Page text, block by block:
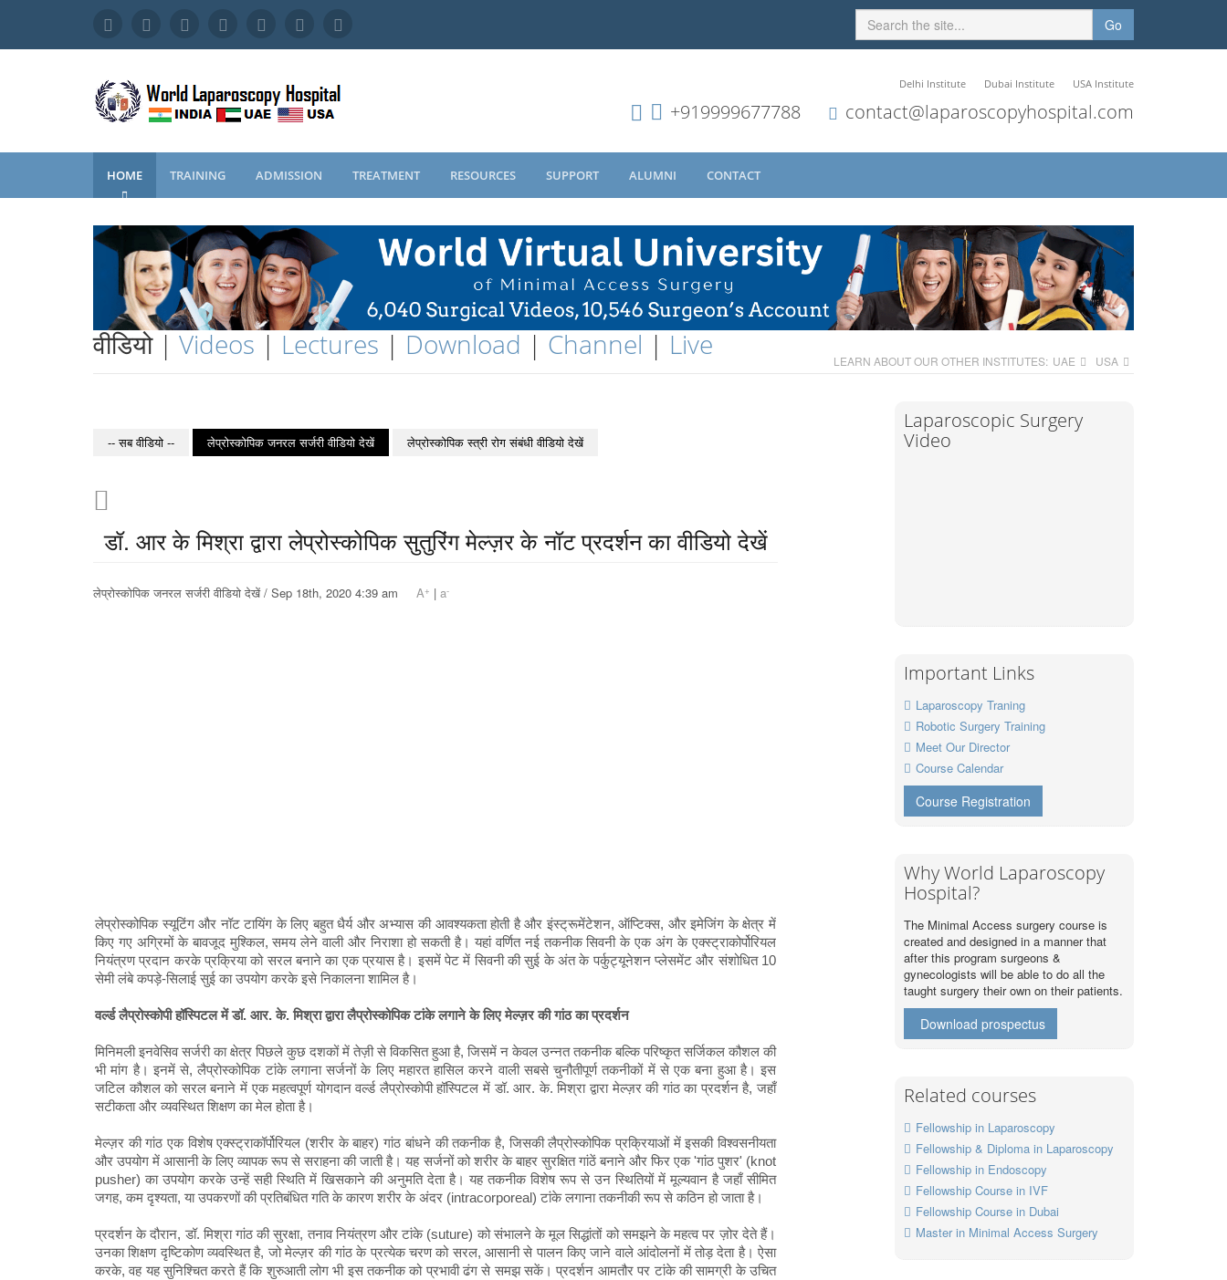
Go
Delhi Institute Dubai Institute USA Institute
+919999677788 contact@laparoscopyhospital.com
HOME TRAINING ADMISSION TREATMENT RESOURCES SUPPORT ALUMNI CONTACT
वीडियो | Videos | Lectures | Download | Channel | Live LEARN ABOUT OUR OTHER INSTITUTES: UAE USA
-- सब वीडियो -- लेप्रोस्कोपिक जनरल सर्जरी वीडियो देखें लेप्रोस्कोपिक स्त्री रोग संबंधी वीडियो देखें
डॉ. आर के मिश्रा द्वारा लेप्रोस्कोपिक सुतुरिंग मेल्ज़र के नॉट प्रदर्शन का वीडियो देखें
लेप्रोस्कोपिक जनरल सर्जरी वीडियो देखें / Sep 18th, 2020 4:39 am A+ | a-
लेप्रोस्कोपिक स्यूटिंग और नॉट टायिंग के लिए बहुत धैर्य और अभ्यास की आवश्यकता होती है और इंस्ट्रूमेंटेशन, ऑप्टिक्स, और इमेजिंग के क्षेत्र में
किए गए अग्रिमों के बावजूद मुश्किल, समय लेने वाली और निराशा हो सकती है। यहां वर्णित नई तकनीक सिवनी के एक अंग के एक्स्ट्राकोर्पोरियल
नियंत्रण प्रदान करके प्रक्रिया को सरल बनाने का एक प्रयास है। इसमें पेट में सिवनी की सुई के अंत के पर्कुट्यूनेशन प्लेसमेंट और संशोधित 10
सेमी लंबे कपड़े-सिलाई सुई का उपयोग करके इसे निकालना शामिल है।
वर्ल्ड लैप्रोस्कोपी हॉस्पिटल में डॉ. आर. के. मिश्रा द्वारा लैप्रोस्कोपिक टांके लगाने के लिए मेल्ज़र की गांठ का प्रदर्शन
मिनिमली इनवेसिव सर्जरी का क्षेत्र पिछले कुछ दशकों में तेज़ी से विकसित हुआ है, जिसमें न केवल उन्नत तकनीक बल्कि परिष्कृत सर्जिकल कौशल की
भी मांग है। इनमें से, लैप्रोस्कोपिक टांके लगाना सर्जनों के लिए महारत हासिल करने वाली सबसे चुनौतीपूर्ण तकनीकों में से एक बना हुआ है। इस
जटिल कौशल को सरल बनाने में एक महत्वपूर्ण योगदान वर्ल्ड लैप्रोस्कोपी हॉस्पिटल में डॉ. आर. के. मिश्रा द्वारा मेल्ज़र की गांठ का प्रदर्शन है, जहाँ
सटीकता और व्यवस्थित शिक्षण का मेल होता है।
मेल्ज़र की गांठ एक विशेष एक्स्ट्राकॉर्पोरियल (शरीर के बाहर) गांठ बांधने की तकनीक है, जिसकी लैप्रोस्कोपिक प्रक्रियाओं में इसकी विश्वसनीयता
और उपयोग में आसानी के लिए व्यापक रूप से सराहना की जाती है। यह सर्जनों को शरीर के बाहर सुरक्षित गांठें बनाने और फिर एक 'गांठ पुशर' (knot
pusher) का उपयोग करके उन्हें सही स्थिति में खिसकाने की अनुमति देता है। यह तकनीक विशेष रूप से उन स्थितियों में मूल्यवान है जहाँ सीमित
जगह, कम दृश्यता, या उपकरणों की प्रतिबंधित गति के कारण शरीर के अंदर (intracorporeal) टांके लगाना तकनीकी रूप से कठिन हो जाता है।
प्रदर्शन के दौरान, डॉ. मिश्रा गांठ की सुरक्षा, तनाव नियंत्रण और टांके (suture) को संभालने के मूल सिद्धांतों को समझने के महत्व पर ज़ोर देते हैं।
उनका शिक्षण दृष्टिकोण व्यवस्थित है, जो मेल्ज़र की गांठ के प्रत्येक चरण को सरल, आसानी से पालन किए जाने वाले आंदोलनों में तोड़ देता है। ऐसा
करके, वह यह सुनिश्चित करते हैं कि शुरुआती लोग भी इस तकनीक को प्रभावी ढंग से समझ सकें। प्रदर्शन आमतौर पर टांके की सामग्री के उचित
Laparoscopic Surgery
Video
Important Links
Laparoscopy Traning
Robotic Surgery Training
Meet Our Director
Course Calendar
Course Registration
Why World Laparoscopy
Hospital?
The Minimal Access surgery course is
created and designed in a manner that
after this program surgeons &
gynecologists will be able to do all the
taught surgery their own on their patients.
Download prospectus
Related courses
Fellowship in Laparoscopy
Fellowship & Diploma in Laparoscopy
Fellowship in Endoscopy
Fellowship Course in IVF
Fellowship Course in Dubai
Master in Minimal Access Surgery